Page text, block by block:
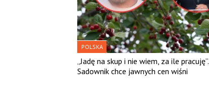
POLSKA
„Jadę na skup i nie wiem, za ile pracuję”.
Sadownik chce jawnych cen wiśni